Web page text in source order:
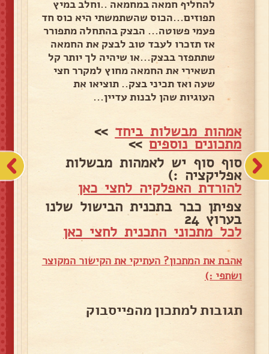
להחליף חמאה במחמאה ..וחלב במיץ
תפוזים...הכוס שהשתמשתי היא כוס חד
פעמי פשוטה... הבצק בהתחלה מתפורר
אז תזכרו לעבד טוב לבצק את החמאה
שתתפזר בבצק...או שיהיה לך יותר קל
תשאירי את החמאה מחוץ למקרר חצי
שעה ואז תכיני בצק.. תוציאו את
העוגיות שהן לבנות עדיין...
אמהות מבשלות ביחד >>
מתכונים נוספים>>
סוף סוף יש לאמהות מבשלות
אפליקציה :)
להורדת האפלקיה לחצי כאן
צפיתן כבר בתכנית הבישול שלנו
בערוץ 24
לכל מתכוני התכנית לחצי כאן
אהבת את המתכון? העתיקי את הקישור המקוצר
ושתפי :)
תגובות למתכון מהפייסבוק